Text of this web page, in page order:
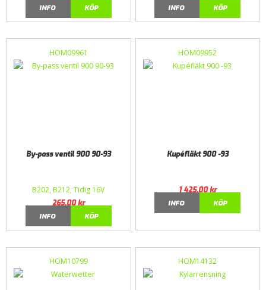
INFO
KÖP
INFO
KÖP
HOM09961
By-pass ventil 900 90-93
B202, B212, Tidig 16V
265,00kr
INFO
KÖP
HOM09952
Kupéfläkt 900 -93
1 425,00kr
INFO
KÖP
HOM10799 HOM14132